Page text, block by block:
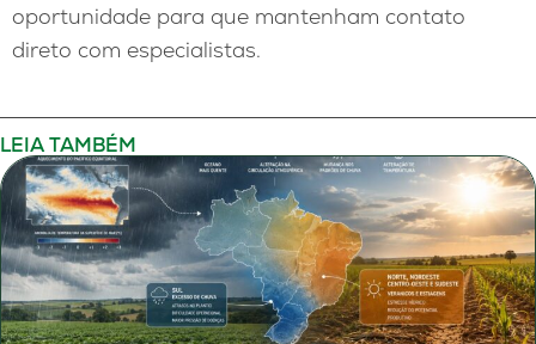
oportunidade para que mantenham contato
direto com especialistas.
LEIA TAMBÉM